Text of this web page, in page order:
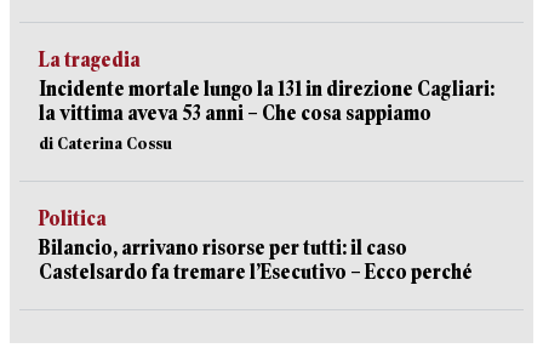
La tragedia
Incidente mortale lungo la 131 in direzione Cagliari:
la vittima aveva 53 anni – Che cosa sappiamo
di Caterina Cossu
Politica
Bilancio, arrivano risorse per tutti: il caso
Castelsardo fa tremare l’Esecutivo – Ecco perché